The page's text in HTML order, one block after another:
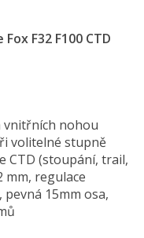
Fox F32 F100 CTD
vnitřních nohou
volitelné stupně
CTD (stoupání, trail,
regulace
15mm osa,